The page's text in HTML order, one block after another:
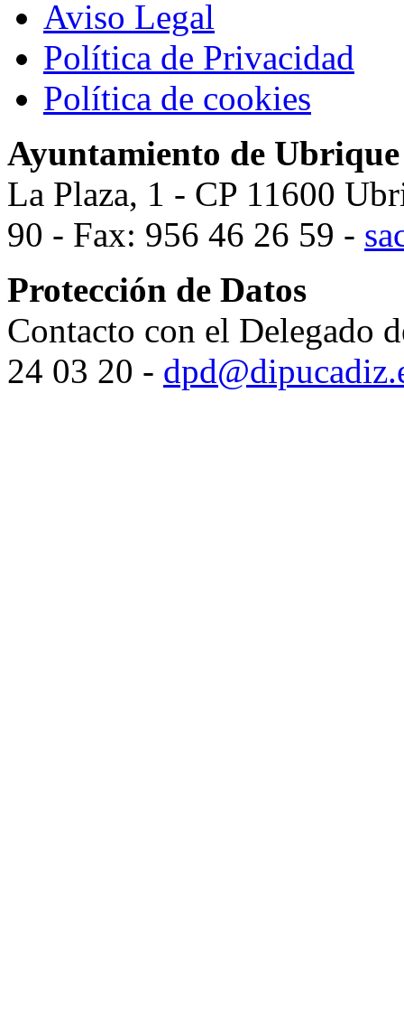
Aviso Legal
Política de Privacidad
Política de cookies
Ayuntamiento de Ubrique
La Plaza, 1 - CP 11600
90 - Fax: 956 46 26 59 -
Protección de Datos
Contacto con el Delegado
24 03 20 -